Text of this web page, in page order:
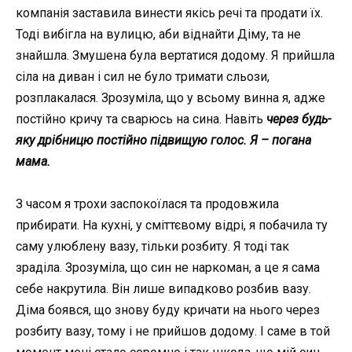
компанія заставила винести якісь речі та продати їх.
Тоді вибігла на вулицю, аби віднайти Діму, та не
знайшла. Змушена була вертатися додому. Я прийшла
сіла на диван і сил не було тримати сльози,
розплакалася. Зрозуміла, що у всьому винна я, адже
постійно кричу та сварюсь на сина. Навіть через будь-
яку дрібницю постійно підвищую голос. Я – погана
мама.
З часом я трохи заспокоїлася та продовжила
прибирати. На кухні, у сміттєвому відрі, я побачила ту
саму улюблену вазу, тільки розбиту. Я тоді так
зраділа. Зрозуміла, що син не наркоман, а це я сама
себе накрутила. Він лише випадково розбив вазу.
Діма боявся, що знову буду кричати на нього через
розбиту вазу, тому і не прийшов додому. І саме в той